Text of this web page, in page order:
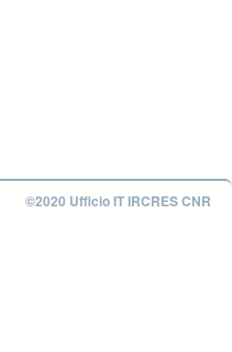
©2020 Ufficio IT IRCRES CNR